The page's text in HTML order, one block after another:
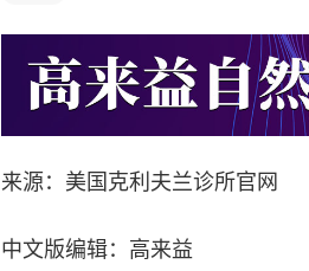
来源：美国克利夫兰诊所官网
中文版编辑：高来益